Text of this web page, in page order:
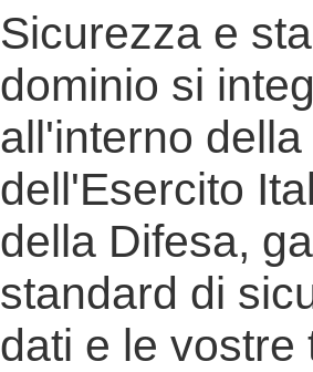
Sicurezza e
dominio si
all'interno
dell'Esercito
della Difesa,
standard di
dati e le vostre